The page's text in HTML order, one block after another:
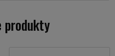
produkty